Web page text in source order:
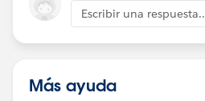
Escribir una
Más ayuda